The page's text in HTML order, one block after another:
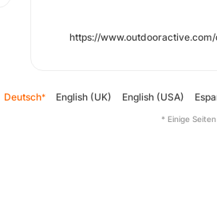
https://
Deutsch* English (UK) English (USA)
* Einige